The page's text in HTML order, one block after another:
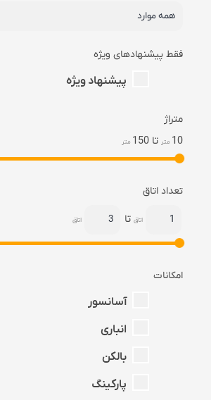
فقط پیشنهادهای ویژه
پیشنهاد ویژه
متراژ
10 متر تا 150 متر
تعداد اتاق
اتاق تا اتاق
امکانات
آسانسور
انباری
بالکن
پارکینگ